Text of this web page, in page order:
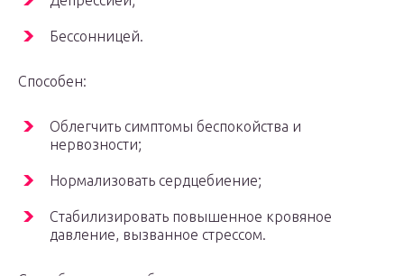
Бессонницей.
Способен:
Облегчить симптомы беспокойства и
нервозности;
Нормализовать сердцебиение;
Стабилизировать повышенное кровяное
давление, вызванное стрессом.